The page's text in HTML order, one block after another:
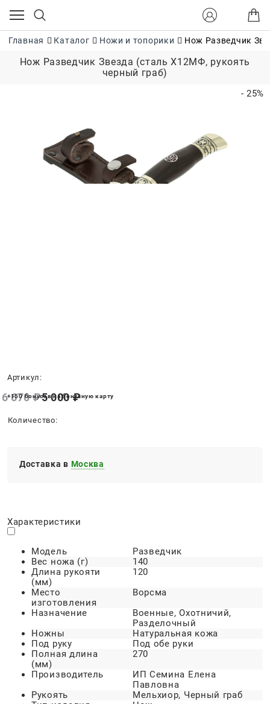
Главная Каталог Ножи и топорики Нож Разведчик
Нож Разведчик Звезда (сталь Х12МФ, рукоять
черный граб)
- 25%
Артикул:
6 670 ₽5 000 ₽
+150 бонусов на бонусную карту
Количество:
Доставка в Москва
Характеристики
Модель
Разведчик
Вес ножа (г)
140
Длина рукояти
(мм)
120
Место
изготовления
Ворсма
Назначение
Военные, Охотничий,
Разделочный
Ножны
Натуральная кожа
Под руку
Под обе руки
Полная длина
(мм)
270
Производитель
ИП Семина Елена
Павловна
Рукоять
Мельхиор, Черный граб